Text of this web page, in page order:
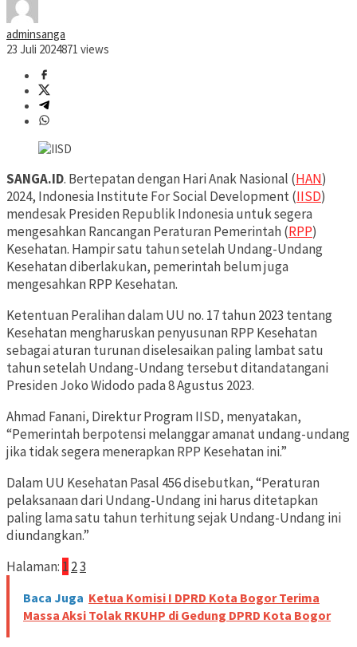
adminsanga
23 Juli 2024871 views
SANGA.ID. Bertepatan dengan Hari Anak Nasional (HAN)
2024, Indonesia Institute For Social Development (IISD)
mendesak Presiden Republik Indonesia untuk segera
mengesahkan Rancangan Peraturan Pemerintah (RPP)
Kesehatan. Hampir satu tahun setelah Undang-Undang
Kesehatan diberlakukan, pemerintah belum juga
mengesahkan RPP Kesehatan.
Ketentuan Peralihan dalam UU no. 17 tahun 2023 tentang
Kesehatan mengharuskan penyusunan RPP Kesehatan
sebagai aturan turunan diselesaikan paling lambat satu
tahun setelah Undang-Undang tersebut ditandatangani
Presiden Joko Widodo pada 8 Agustus 2023.
Ahmad Fanani, Direktur Program IISD, menyatakan,
“Pemerintah berpotensi melanggar amanat undang-undang
jika tidak segera menerapkan RPP Kesehatan ini.”
Dalam UU Kesehatan Pasal 456 disebutkan, “Peraturan
pelaksanaan dari Undang-Undang ini harus ditetapkan
paling lama satu tahun terhitung sejak Undang-Undang ini
diundangkan.”
Halaman: 1 23
Baca Juga Ketua Komisi I DPRD Kota Bogor Terima
Massa Aksi Tolak RKUHP di Gedung DPRD Kota Bogor